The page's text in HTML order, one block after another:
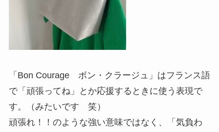
「Bon Courage ボン・クラージュ」はフランス語
で「頑張ってね」とか応援するときに使う表現で
す。（みたいです 笑）
頑張れ！！のような強い意味ではなく、「気負わ